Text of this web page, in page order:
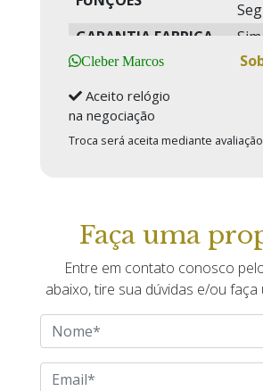
Seg
GARANTIA FABRICA
Sim
GARANTIA
MANUAIS
MOVIMENTO
VIDRO
Cleber Marcos
Aceito relógio
na negociação
Troca será aceita mediante
Faça uma
Entre em contato conosco
abaixo, tire sua dúvidas e/ou